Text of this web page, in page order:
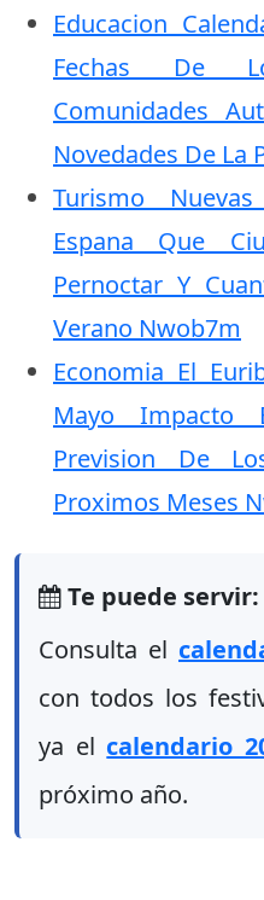
Educacion
Fechas De
Comunidades
Novedades De La
Turismo
Espana Que
Pernoctar Y
Verano Nwob7m
Economia El
Mayo Impacto
Prevision De
Proximos Meses
Te puede servir:
Consulta el
con todos los
ya el calendario
próximo año.